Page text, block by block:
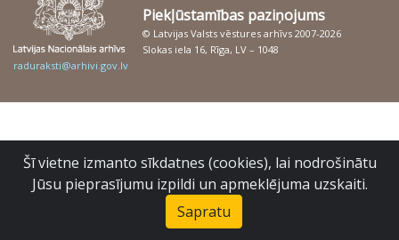
Piekļūstamības paziņojums
© Latvijas Valsts vēstures arhīvs 2007-2026
Slokas iela 16, Rīga, LV – 1048
raduraksti@arhivi.gov.lv
Šī vietne izmanto sīkdatnes (cookies), lai nodrošinātu
Jūsu pieprasījumu izpildi un apmeklējuma uzskaiti.
Sapratu